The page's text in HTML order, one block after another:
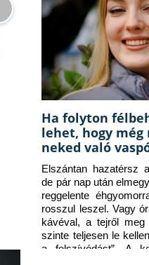
Ha folyton
lehet, hogy
neked való
Elszántan hazatérsz
de pár nap után
reggelente
rosszul leszel. Vagy
kávéval, a tejről meg
szinte teljesen le
a felszívódást”. A